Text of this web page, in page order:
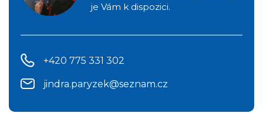
je Vám k dispozici.
+420 775 331 302
jindra.paryzek@seznam.cz